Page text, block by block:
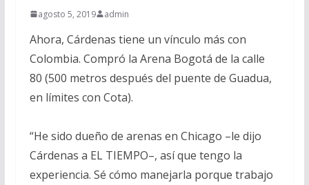
agosto 5, 2019 admin
Ahora, Cárdenas tiene un vínculo más con
Colombia. Compró la Arena Bogotá de la calle
80 (500 metros después del puente de Guadua,
en límites con Cota).
“He sido dueño de arenas en Chicago –le dijo
Cárdenas a EL TIEMPO–, así que tengo la
experiencia. Sé cómo manejarla porque trabajo